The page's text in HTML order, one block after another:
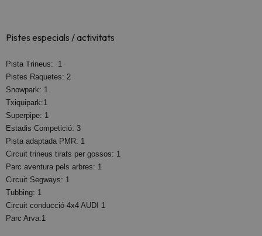
Pistes especials / activitats
Pista Trineus: 1
Pistes Raquetes: 2
Snowpark: 1
Txiquipark:1
Superpipe: 1
Estadis Competició: 3
Pista adaptada PMR: 1
Circuit trineus tirats per gossos: 1
Parc aventura pels arbres: 1
Circuit Segways: 1
Tubbing: 1
Circuit conducció 4x4 AUDI 1
Parc Arva:1